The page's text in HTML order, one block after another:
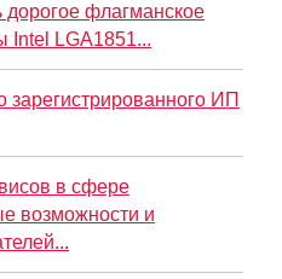
флагманское
LGA1851...
зарегистрированного ИП
в сфере
возможности и